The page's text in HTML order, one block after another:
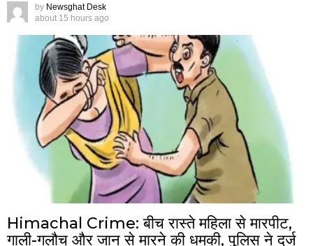
by Newsghat Desk
about 15 hours ago
Himachal Crime: बीच रास्ते महिला से मारपीट,
गाली-गलौच और जान से मारने की धमकी, पुलिस ने दर्ज